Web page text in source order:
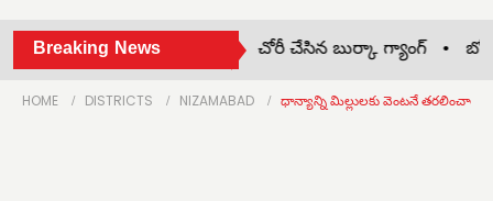
Breaking News
కొన్నట్టు నటిస్తూ.. నగలు చోరీ చేసిన బుర్కా గ్యాంగ్ • బోనాల
HOME DISTRICTS NIZAMABAD ధాన్యాన్ని మిల్లులకు వెంటనే తరలించాలి